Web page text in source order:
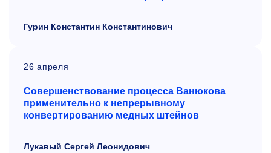
Гурин Константин Константинович
26 апреля
Совершенствование процесса Ванюкова
применительно к непрерывному
конвертированию медных штейнов
Лукавый Сергей Леонидович